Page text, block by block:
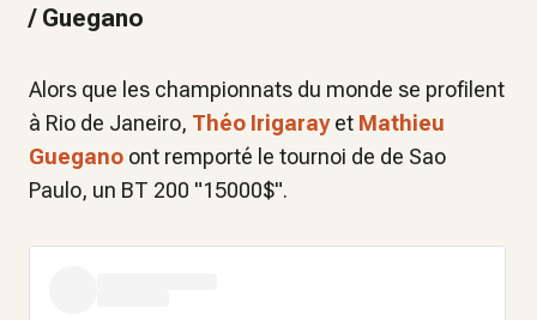
/ Guegano
Alors que les championnats du monde se profilent
à Rio de Janeiro, Théo Irigarayet Mathieu
Guegano ont remporté le tournoi de de Sao
Paulo, un BT 200 "15000$".